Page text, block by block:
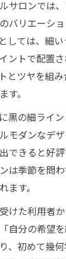
サロンでは
バリエーシ
しては、細
ントで配置
とツヤを組
す。
黒の細ライ
モダンなデ
できると好
は季節を問わ
ます。
けた利用者
自分の希望
、初めて幾